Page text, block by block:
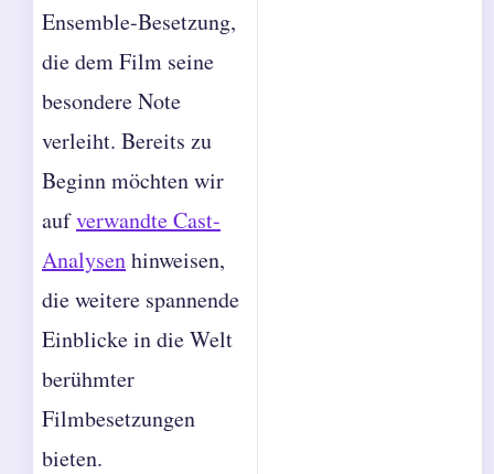
Ensemble-Besetzung,
die dem Film seine
besondere Note
verleiht. Bereits zu
Beginn möchten wir
aufverwandte Cast-
Analysenhinweisen,
die weitere spannende
Einblicke in die Welt
berühmter
Filmbesetzungen
bieten.